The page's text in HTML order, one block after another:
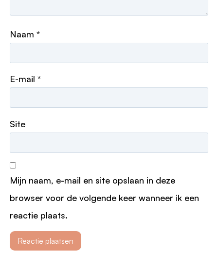
Naam *
E-mail *
Site
Mijn naam, e-mail en site opslaan in deze
browser voor de volgende keer wanneer ik een
reactie plaats.